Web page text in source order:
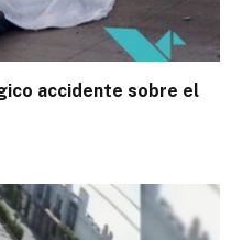
accidente sobre el